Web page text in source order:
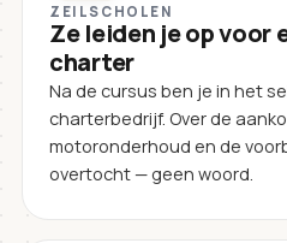
ZEILSCHOLEN
Ze leiden je op voor
charter
Na de cursus ben je in het
charterbedrijf. Over de
motoronderhoud en de
overtocht — geen woord.